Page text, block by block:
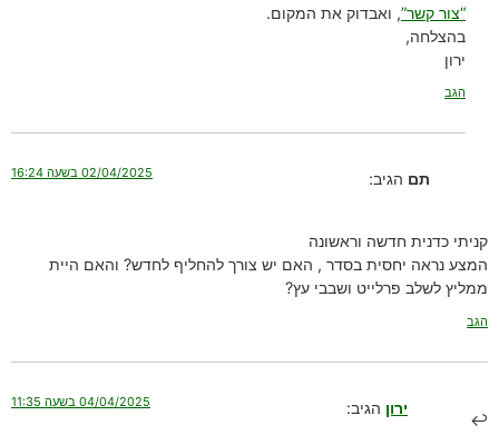
“צור קשר”, ואבדוק את המקום.
בהצלחה,
ירון
הגב
תם הגיב: 02/04/2025 בשעה 16:24
קניתי כדנית חדשה וראשונה
המצע נראה יחסית בסדר , האם יש צורך להחליף לחדש? והאם היית
ממליץ לשלב פרלייט ושבבי עץ?
הגב
ירון הגיב: 04/04/2025 בשעה 11:35